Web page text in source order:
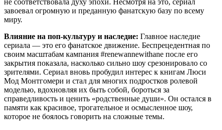
завоевал огромную и преданную фанатскую базу по всему
миру.
Влияние на поп-культуру и наследие: Главное наследие
сериала — это его фанатское движение. Беспрецедентная по
своим масштабам кампания #renewannewithane после его
закрытия показала, насколько сильно шоу срезонировало со
зрителями. Сериал вновь пробудил интерес к книгам Люси
Мод Монтгомери и стал для многих подростков ролевой
моделью, вдохновляя их быть собой, бороться за
справедливость и ценить «родственные души». Он остался в
памяти как красивое, трогательное и осмысленное шоу,
которое не боялось говорить на сложные темы.